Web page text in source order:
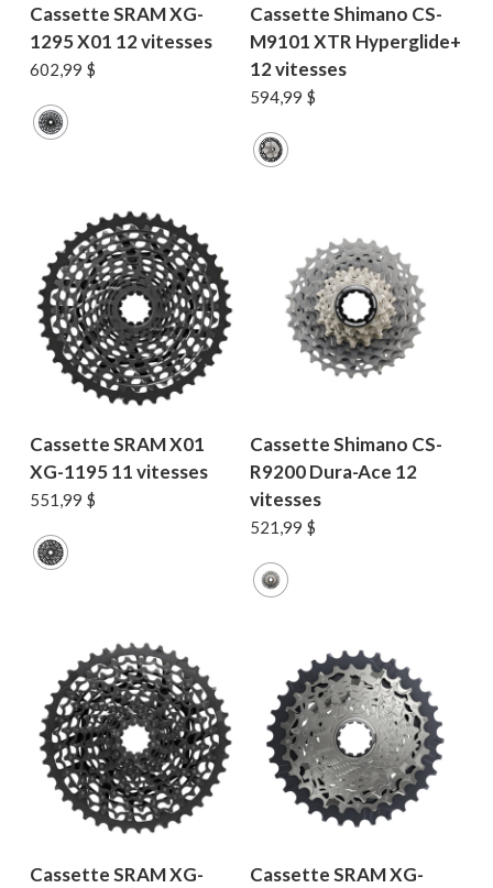
Cassette SRAM XG-
1295 X01 12 vitesses
602,99 $
Cassette Shimano CS-
M9101 XTR Hyperglide+
12 vitesses
594,99 $
Cassette SRAM X01
XG-1195 11 vitesses
551,99 $
Cassette Shimano CS-
R9200 Dura-Ace 12
vitesses
521,99 $
Cassette SRAM XG-
Cassette SRAM XG-